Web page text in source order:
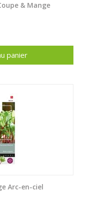
& Mange
panier
Arc-en-ciel